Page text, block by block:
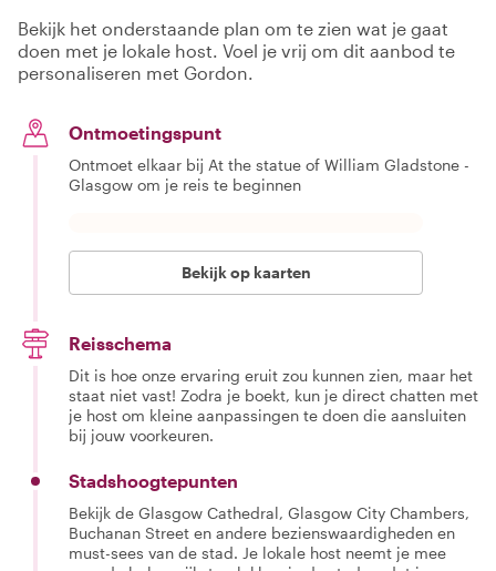
Bekijk het onderstaande plan om te zien wat je gaat
doen met je lokale host. Voel je vrij om dit aanbod te
personaliseren met Gordon.
Ontmoetingspunt
Ontmoet elkaar bij At the statue of William Gladstone -
Glasgow om je reis te beginnen
Bekijk op kaarten
Reisschema
Dit is hoe onze ervaring eruit zou kunnen zien, maar het
staat niet vast! Zodra je boekt, kun je direct chatten met
je host om kleine aanpassingen te doen die aansluiten
bij jouw voorkeuren.
Stadshoogtepunten
Bekijk de Glasgow Cathedral, Glasgow City Chambers,
Buchanan Street en andere bezienswaardigheden en
must-sees van de stad. Je lokale host neemt je mee